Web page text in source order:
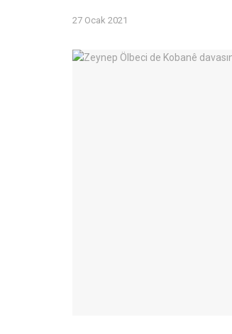
27 Ocak 2021